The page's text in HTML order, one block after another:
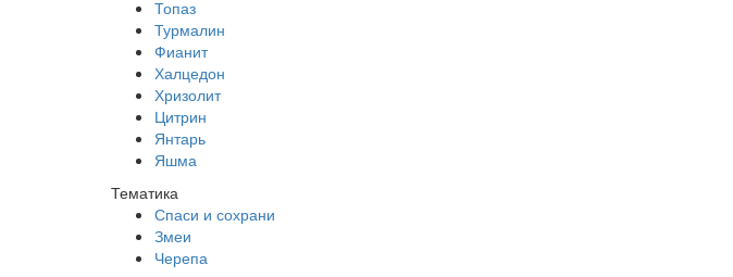
Топаз
Турмалин
Фианит
Халцедон
Хризолит
Цитрин
Янтарь
Яшма
Тематика
Спаси и сохрани
Змеи
Черепа